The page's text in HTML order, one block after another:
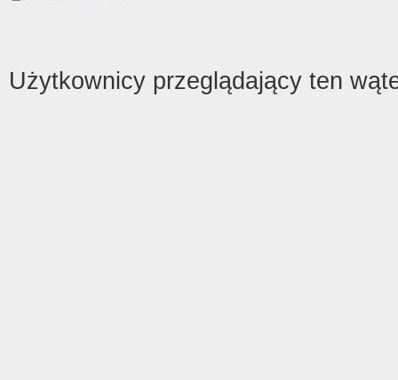
Użytkownicy przeglądający ten